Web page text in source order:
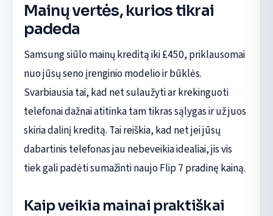
Mainų vertės, kurios tikrai
padeda
Samsung siūlo mainų kreditą iki £450, priklausomai
nuo jūsų seno įrenginio modelio ir būklės.
Svarbiausia tai, kad net sulaužyti ar krekinguoti
telefonai dažnai atitinka tam tikras sąlygas ir už juos
skiria dalinį kreditą. Tai reiškia, kad net jei jūsų
dabartinis telefonas jau nebeveikia idealiai, jis vis
tiek gali padėti sumažinti naujo Flip 7 pradinę kainą.
Kaip veikia mainai praktiškai